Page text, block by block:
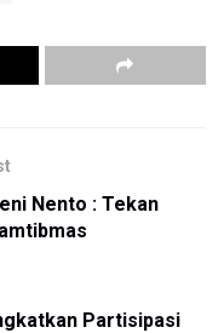
Nento : Tekan
Partisipasi